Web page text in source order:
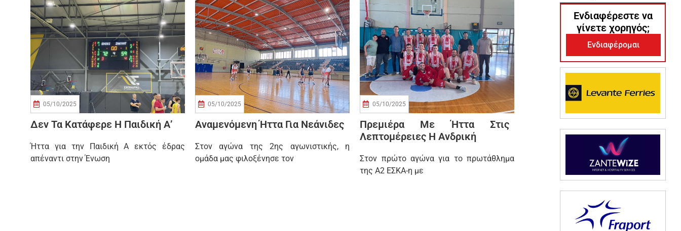
05/10/2025
Δεν Τα Κατάφερε Η Παιδική Α’
Ήττα για την Παιδική Α εκτός έδρας
απέναντι στην Ένωση
05/10/2025
Αναμενόμενη Ήττα Για Νεάνιδες
Στον αγώνα της 2ης αγωνιστικής, η
ομάδα μας φιλοξένησε τον
05/10/2025
Πρεμιέρα Με Ήττα Στις
Λεπτομέρειες Η Ανδρική
Στον πρώτο αγώνα για το πρωτάθλημα
της Α2 ΕΣΚΑ-η με
Ενδιαφέρεστε να
γίνετε χορηγός;
Ενδιαφέρομαι